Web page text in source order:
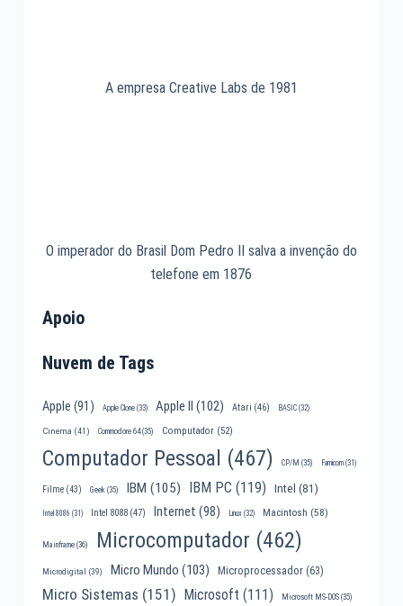
A empresa Creative Labs de 1981
O imperador do Brasil Dom Pedro II salva a invenção do
telefone em 1876
Apoio
Nuvem de Tags
Apple (91) Apple Clone(33) Apple II (102) Atari (46) BASIC(32)
Cinema (41) Commodore 64(35) Computador(52)
Computador Pessoal (467) CP/M (35) Famicom(31)
Filme(43) Geek (35) IBM (105) IBM PC (119) Intel (81)
Intel 8086 (31) Intel 8088(47) Internet (98) Linux(32) Macintosh (58)
Mainframe(36) Microcomputador (462)
Microdigital (39) Micro Mundo (103) Microprocessador(63)
Micro Sistemas (151) Microsoft (111) Microsoft MS-DOS(35)